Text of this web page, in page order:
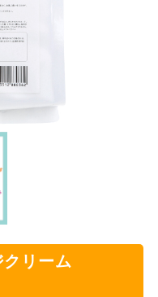
リーム